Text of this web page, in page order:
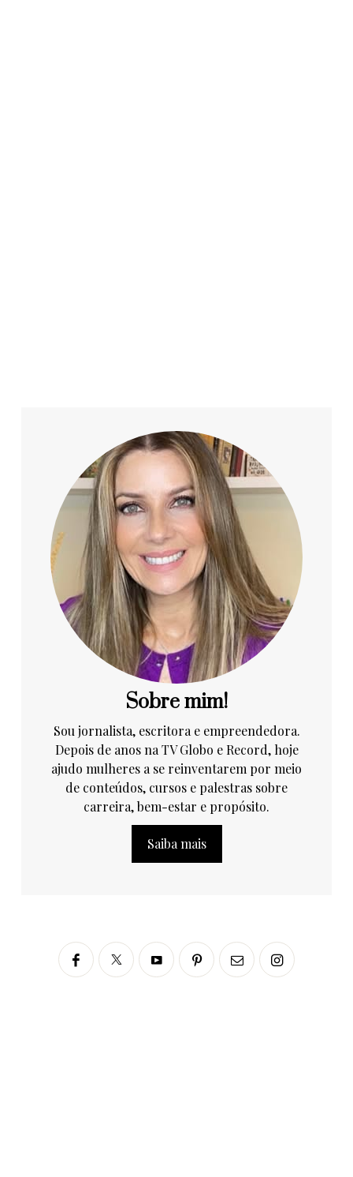
Sobre mim!
Sou jornalista, escritora e empreendedora.
Depois de anos na TV Globo e Record, hoje
ajudo mulheres a se reinventarem por meio
de conteúdos, cursos e palestras sobre
carreira, bem-estar e propósito.
Saiba mais